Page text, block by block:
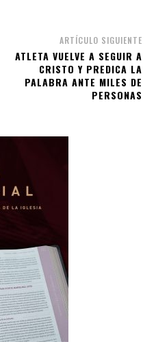
ARTÍCULO SIGUIENTE
ATLETA VUELVE A SEGUIR A
CRISTO Y PREDICA LA
PALABRA ANTE MILES DE
PERSONAS